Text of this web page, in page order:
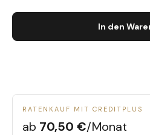
In den
RATENKAUF MIT CREDITPLUS
ab 70,50 €/Monat